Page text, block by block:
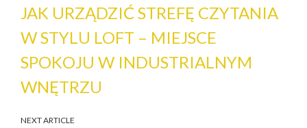
JAK URZĄDZIĆ STREFĘ CZYTANIA
W STYLU LOFT – MIEJSCE
SPOKOJU W INDUSTRIALNYM
WNĘTRZU
NEXT ARTICLE